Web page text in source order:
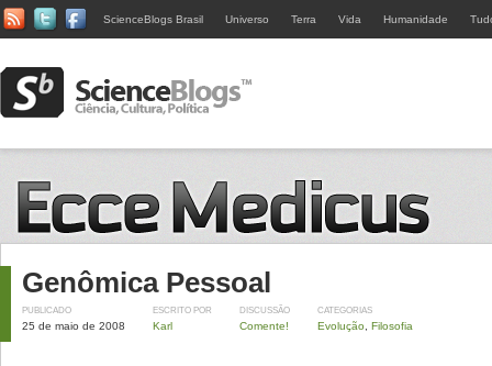
ScienceBlogs Brasil Universo Terra Vida Humanidade
Genômica Pessoal
PUBLICADO
25 de maio de 2008
ESCRITO POR
Karl
DISCUSSÃO
Comente!
CATEGORIAS
Evolução Filosofia